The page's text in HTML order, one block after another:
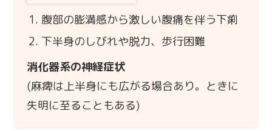
腹部の膨満感から激しい腹痛を伴う下痢
下半身のしびれや脱力、歩行困難
消化器系の神経症状
(麻痺は上半身にも広がる場合あり。ときに
失明に至ることもある)